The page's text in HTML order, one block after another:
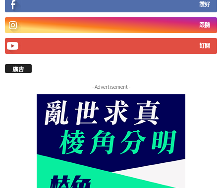
讚好
跟隨
訂閱
廣告
- Advertisement -